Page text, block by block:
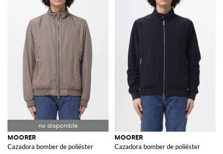
MOORER
Cazadora bomber de poliéster
MOORER
Cazadora bomber de poliéster